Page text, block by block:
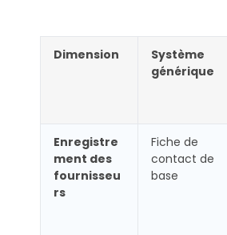
Dimension
Système
générique
Enregistre
ment des
fournisseu
rs
Fiche de
contact de
base